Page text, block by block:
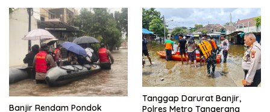
Banjir Rendam Pondok
Tanggap Darurat Banjir,
Polres Metro Tangerang